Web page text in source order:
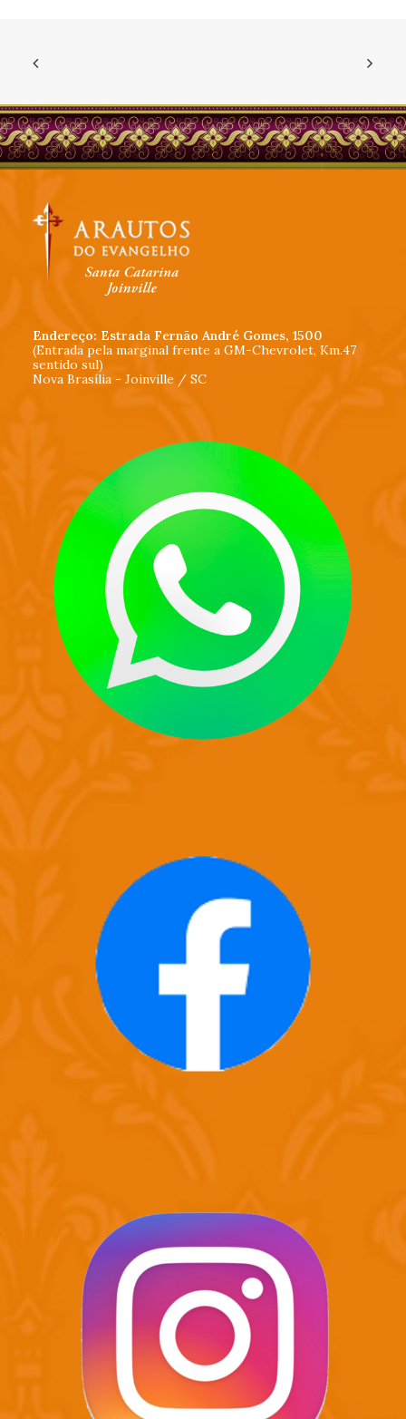
Endereço: Estrada Fernão André Gomes, 1500
(Entrada pela marginal frente a GM-Chevrolet, Km.47
sentido sul)
Nova Brasília - Joinville / SC